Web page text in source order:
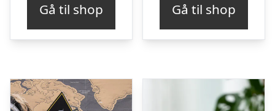
Gå til shop Gå til shop